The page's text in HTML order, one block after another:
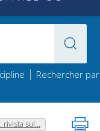
| Rechercher par
rivista sul...